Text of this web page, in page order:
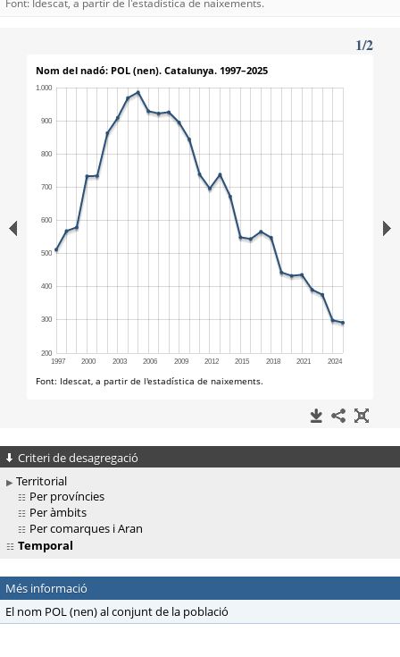
Font: Idescat, a partir de l'estadística de naixements.
Criteri de desagregació
Territorial
Per províncies
Per àmbits
Per comarques i Aran
Temporal
Més informació
El nom POL (nen) al conjunt de la població